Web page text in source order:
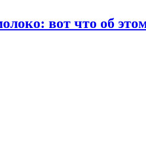
вот что об